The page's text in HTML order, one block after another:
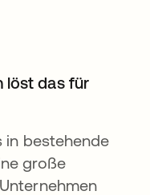
löst das für
in bestehende
große